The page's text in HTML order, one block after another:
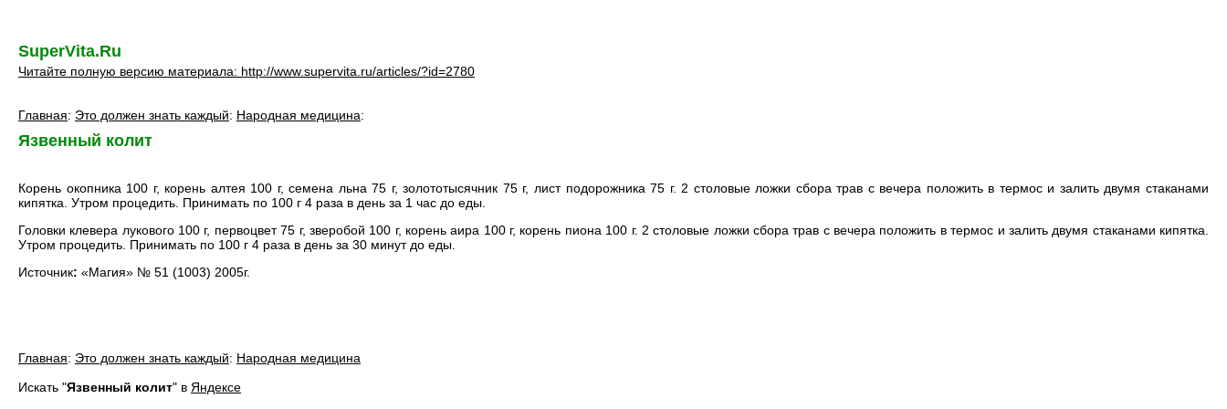
SuperVita.Ru
Читайте полную версию материала: http://www.supervita.ru/articles/?id=2780
Главная: Это должен знать каждый: Народная медицина:
Язвенный колит
Корень окопника 100 г, корень алтея 100 г, семена льна 75 г, золототысячник 75 г, лист подорожника 75 г. 2 столовые ложки сбора трав с вечера положить в термос и залить двумя стаканами
кипятка. Утром процедить. Принимать по 100 г 4 раза в день за 1 час до еды.
Головки клевера лукового 100 г, первоцвет 75 г, зверобой 100 г, корень аира 100 г, корень пиона 100 г. 2 столовые ложки сбора трав с вечера положить в термос и залить двумя стаканами кипятка.
Утром процедить. Принимать по 100 г 4 раза в день за 30 минут до еды.
Источник: «Магия» № 51 (1003) 2005г.
Главная: Это должен знать каждый: Народная медицина
Искать "Язвенный колит" в Яндексе